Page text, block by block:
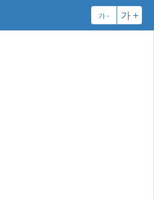
가 - 가 +